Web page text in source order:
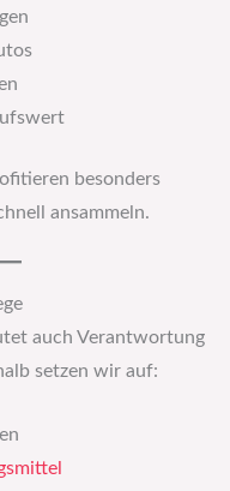
besonders
ansammeln.
auch Verantwortung
setzen wir auf: